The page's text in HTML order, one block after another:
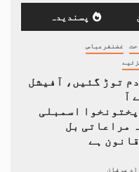
پسندیدہ
غضنفرعباس
توڑ گئیں، آفیشل
آ
اسمبلی
مراعاتی بل
ہے
عرفان